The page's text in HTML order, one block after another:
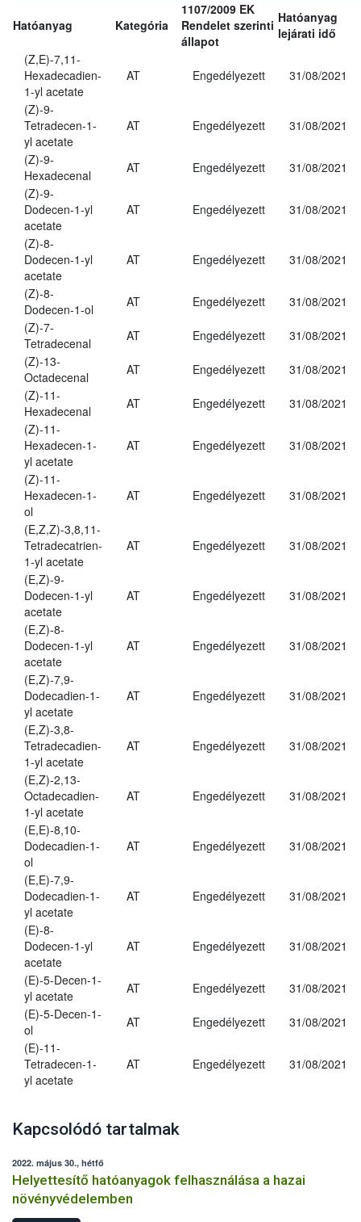
Hatóanyag Kategória
1107/2009 EK
Rendelet szerinti
állapot
Hatóanyag
lejárati idő
(Z,E)-7,11-
Hexadecadien-
1-yl acetate
AT Engedélyezett 31/08/2021
(Z)-9-
Tetradecen-1-
yl acetate
AT Engedélyezett 31/08/2021
(Z)-9-
Hexadecenal
AT Engedélyezett
31/08/2021
(Z)-9-
Dodecen-1-yl
acetate
AT Engedélyezett 31/08/2021
(Z)-8-
Dodecen-1-yl
acetate
AT Engedélyezett 31/08/2021
(Z)-8-
Dodecen-1-ol
AT Engedélyezett
31/08/2021
(Z)-7-
Tetradecenal
AT Engedélyezett
31/08/2021
(Z)-13-
Octadecenal
AT Engedélyezett
31/08/2021
(Z)-11-
Hexadecenal
AT Engedélyezett
31/08/2021
(Z)-11-
Hexadecen-1-
yl acetate
AT Engedélyezett 31/08/2021
(Z)-11-
Hexadecen-1-
ol
AT Engedélyezett 31/08/2021
(E,Z,Z)-3,8,11-
Tetradecatrien-
1-yl acetate
AT Engedélyezett 31/08/2021
(E,Z)-9-
Dodecen-1-yl
acetate
AT Engedélyezett 31/08/2021
(E,Z)-8-
Dodecen-1-yl
acetate
AT Engedélyezett 31/08/2021
(E,Z)-7,9-
Dodecadien-1-
yl acetate
AT Engedélyezett 31/08/2021
(E,Z)-3,8-
Tetradecadien-
1-yl acetate
AT Engedélyezett 31/08/2021
(E,Z)-2,13-
Octadecadien-
1-yl acetate
AT Engedélyezett 31/08/2021
(E,E)-8,10-
Dodecadien-1-
ol
AT Engedélyezett 31/08/2021
(E,E)-7,9-
Dodecadien-1-
yl acetate
AT Engedélyezett 31/08/2021
(E)-8-
Dodecen-1-yl
acetate
AT Engedélyezett 31/08/2021
(E)-5-Decen-1-
yl acetate
AT Engedélyezett
31/08/2021
(E)-5-Decen-1-
ol
AT Engedélyezett
31/08/2021
(E)-11-
Tetradecen-1-
yl acetate
AT Engedélyezett 31/08/2021
Kapcsolódó tartalmak
2022. május 30., hétfő
Helyettesítő hatóanyagok felhasználása a hazai
növényvédelemben